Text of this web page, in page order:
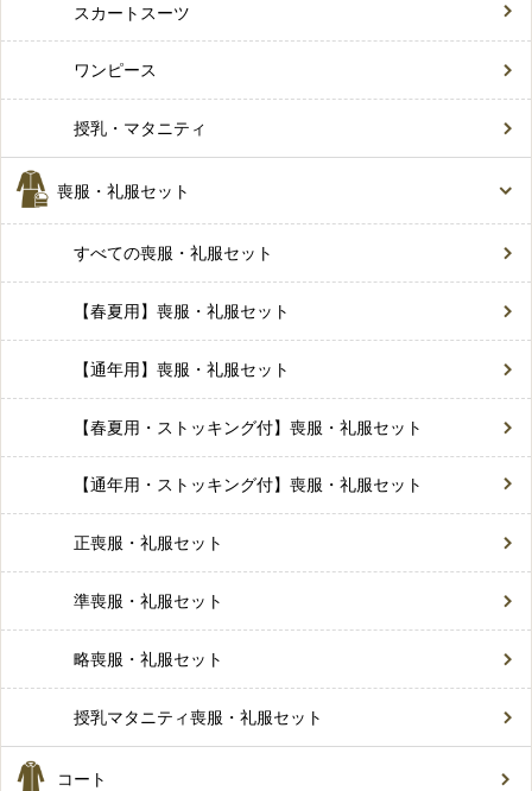
スカートスーツ
ワンピース
授乳・マタニティ
喪服・礼服セット
すべての喪服・礼服セット
【春夏用】喪服・礼服セット
【通年用】喪服・礼服セット
【春夏用・ストッキング付】喪服・礼服セット
【通年用・ストッキング付】喪服・礼服セット
正喪服・礼服セット
準喪服・礼服セット
略喪服・礼服セット
授乳マタニティ喪服・礼服セット
コート